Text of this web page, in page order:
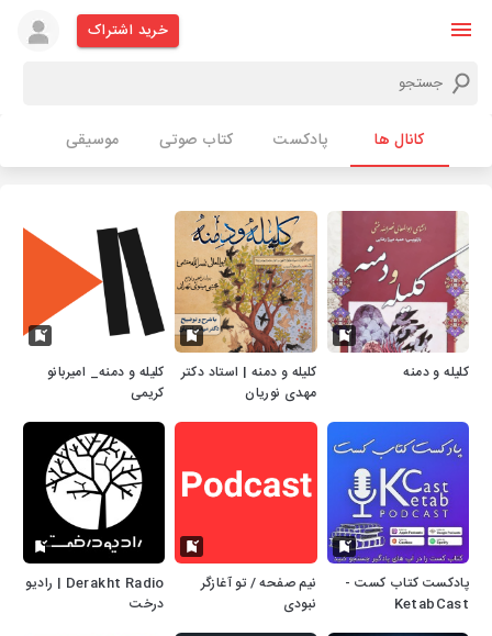
خرید اشتراک
کانال ها پادکست کتاب صوتی موسیقی
کلیله و دمنه
کلیله و دمنه | استاد دکتر
مهدی نوریان
کلیله و دمنه_ امیربانو
کریمی
پادکست کتاب کست -
KetabCast
نیم صفحه / تو آغازگر
نبودی
Derakht Radio | رادیو
درخت